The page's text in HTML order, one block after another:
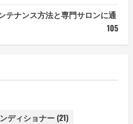
テナンス方法と専門サロンに通
105
ディショナー (21)